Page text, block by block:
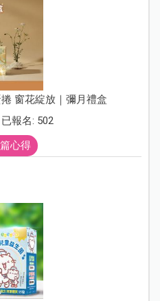
捲 窗花綻放｜彌月禮盒
報名: 502
心得